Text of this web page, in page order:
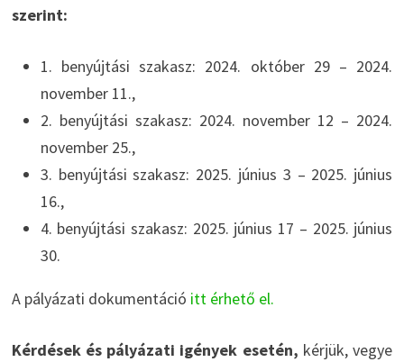
szerint:
1. benyújtási szakasz: 2024. október 29 – 2024.
november 11.,
2. benyújtási szakasz: 2024. november 12 – 2024.
november 25.,
3. benyújtási szakasz: 2025. június 3 – 2025. június
16.,
4. benyújtási szakasz: 2025. június 17 – 2025. június
30.
A pályázati dokumentáció itt érhető el.
Kérdések és pályázati igények esetén, kérjük, vegye